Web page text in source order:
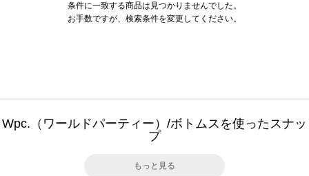
条件に一致する商品は見つかりませんでした。
お手数ですが、検索条件を変更してください。
Wpc.（ワールドパーティー）/ボトムスを使ったスナッ
プ
もっと見る